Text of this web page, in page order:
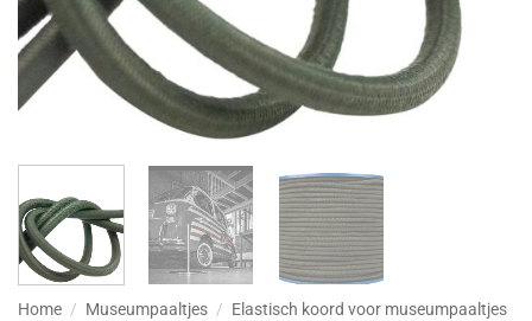
Home / Museumpaaltjes / Elastisch koord voor museumpaaltjes